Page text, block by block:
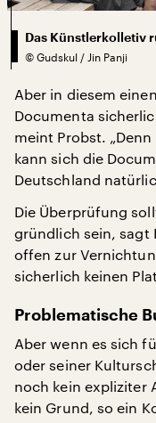
Das Künstlerkolletiv
© Gudskul / Jin Panji
Aber in diesem
Documenta
meint Probst.
kann sich die
Deutschland
Die Überprüfung
gründlich sein, sagt
offen zur
sicherlich keinen
Problematische
Aber wenn es sich
oder seiner
noch kein expliziter
kein Grund, so ein